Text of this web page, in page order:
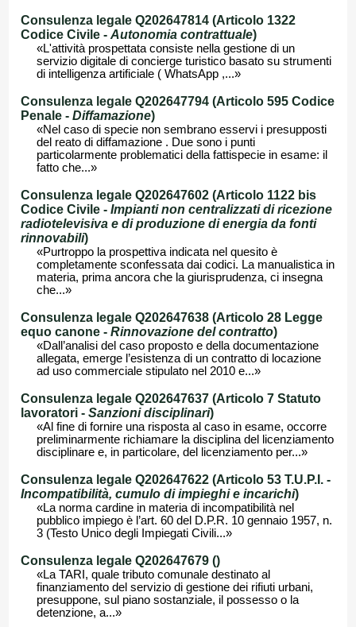
Consulenza legale Q202647814 (Articolo 1322
Codice Civile - Autonomia contrattuale)
«L'attività prospettata consiste nella gestione di un
servizio digitale di concierge turistico basato su strumenti
di intelligenza artificiale ( WhatsApp ,...»
Consulenza legale Q202647794 (Articolo 595 Codice
Penale - Diffamazione)
«Nel caso di specie non sembrano esservi i presupposti
del reato di diffamazione . Due sono i punti
particolarmente problematici della fattispecie in esame: il
fatto che...»
Consulenza legale Q202647602 (Articolo 1122 bis
Codice Civile - Impianti non centralizzati di ricezione
radiotelevisiva e di produzione di energia da fonti
rinnovabili)
«Purtroppo la prospettiva indicata nel quesito è
completamente sconfessata dai codici. La manualistica in
materia, prima ancora che la giurisprudenza, ci insegna
che...»
Consulenza legale Q202647638 (Articolo 28 Legge
equo canone - Rinnovazione del contratto)
«Dall’analisi del caso proposto e della documentazione
allegata, emerge l’esistenza di un contratto di locazione
ad uso commerciale stipulato nel 2010 e...»
Consulenza legale Q202647637 (Articolo 7 Statuto
lavoratori - Sanzioni disciplinari)
«Al fine di fornire una risposta al caso in esame, occorre
preliminarmente richiamare la disciplina del licenziamento
disciplinare e, in particolare, del licenziamento per...»
Consulenza legale Q202647622 (Articolo 53 T.U.P.I. -
Incompatibilità, cumulo di impieghi e incarichi)
«La norma cardine in materia di incompatibilità nel
pubblico impiego è l’art. 60 del D.P.R. 10 gennaio 1957, n.
3 (Testo Unico degli Impiegati Civili...»
Consulenza legale Q202647679 ()
«La TARI, quale tributo comunale destinato al
finanziamento del servizio di gestione dei rifiuti urbani,
presuppone, sul piano sostanziale, il possesso o la
detenzione, a...»